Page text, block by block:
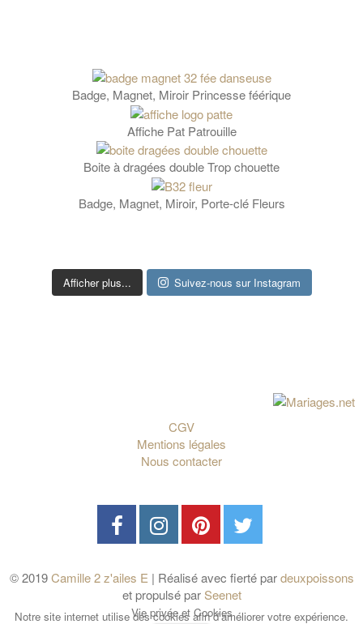
Badge, Magnet, Miroir Princesse féérique
Affiche Pat Patrouille
Boite à dragées double Trop chouette
Badge, Magnet, Miroir, Porte-clé Fleurs
Afficher plus... Suivez-nous sur Instagram
CGV
Mentions légales
Nous contacter
© 2019Camille 2 z'ailes E | Réalisé avec fierté pardeuxpoissons
et propulsé par Seenet
Notre site internet utilise des cookies afin d'améliorer votre expérience.
Vie privée et Cookies